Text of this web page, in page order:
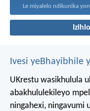
Ivesi yeBhayibhile
UKrestu wasikhulula
abakhululekileyo
ningahexi, ningavumi